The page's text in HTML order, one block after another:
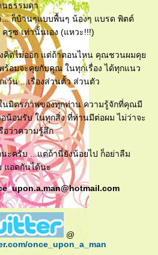
นธรรมดา
ก็บ้านๆแบบพื้นๆ น้องๆ แบรด พิตต์
รูซ เท่านั้นเอง (แหวะ!!!)
คิดไม่ออก แต่ถ้าตอนไหน คุณชวนผมคุ
อมจะคุยกับคุณ ในทุกเรื่อง ได้ทุกแนว
เว้น ...เรื่องส่วนตั้ว ส่วนตัว
มิตรภาพของทุกท่าน ความรู้จักที่คุณมี
อมรับ ในทุกสิ่ง ที่ท่านมีต่อผม ไม่ว่าจะ
อว่าความรู้สึก
ครับ ...แต่ถ้านี่ยังน้อยไป ก็อย่าลืม
แอดกันได้นะ
@
once_upon_a_man